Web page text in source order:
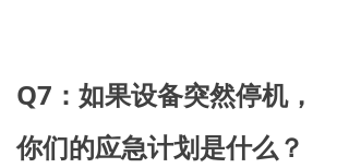
Q7：如果设备突然停机，
你们的应急计划是什么？